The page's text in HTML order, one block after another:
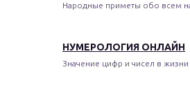
Народные приметы обо всем
НУМЕРОЛОГИЯ ОНЛАЙН
Значение цифр и чисел в жизни